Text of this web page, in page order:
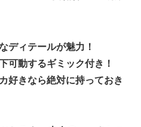
ディテールが魅力！
可動するギミック付き！
好きなら絶対に持っておき